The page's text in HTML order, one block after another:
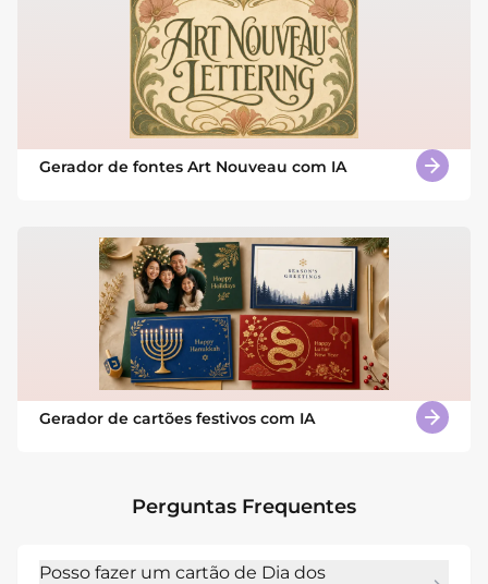
Gerador de fontes Art Nouveau com IA
Gerador de cartões festivos com IA
Perguntas Frequentes
Posso fazer um cartão de Dia dos